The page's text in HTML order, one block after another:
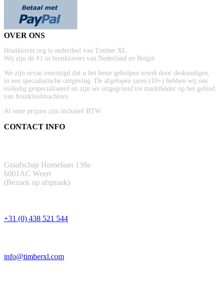
OVER ONS
Houtklover.org is onderdeel van Timber XL.
Wij zijn dé #1 in houtklovers van Nederland en België.
We zijn ervan overtuigd dat u het beste geholpen wordt door deskundigen,
in een specialistische omgeving. De afgelopen jaren (10+) hebben wij ons
volledig gespecialiseerd en zijn we uitgegroeid tot marktleider op het gebied
van houtkloofmachines.
Al onze prijzen zijn inclusief BTW.
CONTACT INFO
Graafschap Hornelaan 139a
6001AC Weert
(Bezoek op afspraak)
+31 (0) 438 521 544
info@timberxl.com